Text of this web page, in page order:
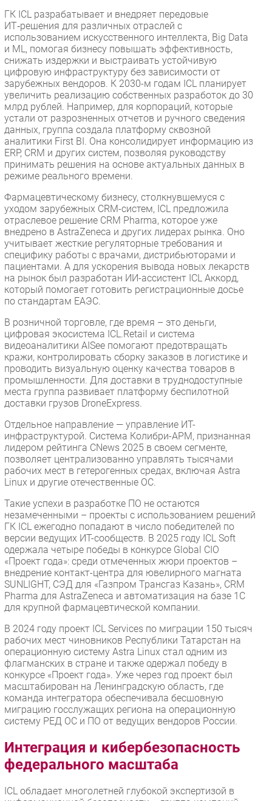
ГК ICL разрабатывает и внедряет передовые
ИТ‑решения для различных отраслей с
использованием искусственного интеллекта, Big Data
и ML, помогая бизнесу повышать эффективность,
снижать издержки и выстраивать устойчивую
цифровую инфраструктуру без зависимости от
зарубежных вендоров. К 2030-м годам ICL планирует
увеличить реализацию собственных разработок до 30
млрд рублей. Например, для корпораций, которые
устали от разрозненных отчетов и ручного сведения
данных, группа создала платформу сквозной
аналитики First BI. Она консолидирует информацию из
ERP, CRM и других систем, позволяя руководству
принимать решения на основе актуальных данных в
режиме реального времени.
Фармацевтическому бизнесу, столкнувшемуся с
уходом зарубежных CRM-систем, ICL предложила
отраслевое решение CRM Pharma, которое уже
внедрено в AstraZeneca и других лидерах рынка. Оно
учитывает жесткие регуляторные требования и
специфику работы с врачами, дистрибьюторами и
пациентами. А для ускорения вывода новых лекарств
на рынок был разработан ИИ-ассистент ICL Аккорд,
который помогает готовить регистрационные досье
по стандартам ЕАЭС.
В розничной торговле, где время – это деньги,
цифровая экосистема ICL.Retail и система
видеоаналитики AISee помогают предотвращать
кражи, контролировать сборку заказов в логистике и
проводить визуальную оценку качества товаров в
промышленности. Для доставки в труднодоступные
места группа развивает платформу беспилотной
доставки грузов DroneExpress.
Отдельное направление — управление ИТ-
инфраструктурой. Система Колибри-АРМ, признанная
лидером рейтинга CNews 2025 в своем сегменте,
позволяет централизованно управлять тысячами
рабочих мест в гетерогенных средах, включая Astra
Linux и другие отечественные ОС.
Такие успехи в разработке ПО не остаются
незамеченными – проекты с использованием решений
ГК ICL ежегодно попадают в число победителей по
версии ведущих ИТ-сообществ. В 2025 году ICL Soft
одержала четыре победы в конкурсе Global CIO
«Проект года»: среди отмеченных жюри проектов –
внедрение контакт-центра для ювелирного магната
SUNLIGHT, СЭД для «Газпром Трансгаз Казань», CRM
Pharma для AstraZeneca и автоматизация на базе 1С
для крупной фармацевтической компании.
В 2024 году проект ICL Services по миграции 150 тысяч
рабочих мест чиновников Республики Татарстан на
операционную систему Astra Linux стал одним из
флагманских в стране и также одержал победу в
конкурсе «Проект года». Уже через год проект был
масштабирован на Ленинградскую область, где
команда интегратора обеспечивала бесшовную
миграцию госслужащих региона на операционную
систему РЕД ОС и ПО от ведущих вендоров России.
Интеграция и кибербезопасность
федерального масштаба
ICL обладает многолетней глубокой экспертизой в